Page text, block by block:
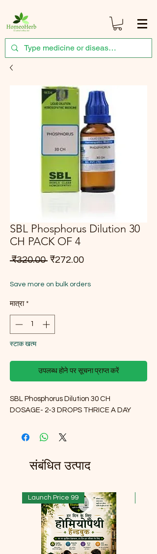
SBL Phosphorus Dilution 30
CH PACK OF 4
₹320.00 नियमित मूल्य
₹272.00बिक्री मूल्य
Save more on bulk orders
मात्रा *
स्टाक खत्म
उपलब्ध होने पर सूचना प्राप्त करें
SBL Phosphorus Dilution 30 CH
DOSAGE- 2-3 DROPS THRICE A DAY
संबंधित उत्पाद
Launch Price 99